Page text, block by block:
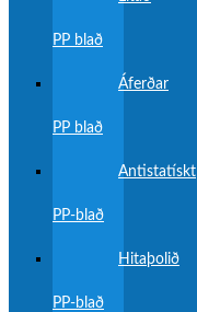
PP blað
Áferðar
PP blað
Antistatískt
PP-blað
Hitaþolið
PP-blað